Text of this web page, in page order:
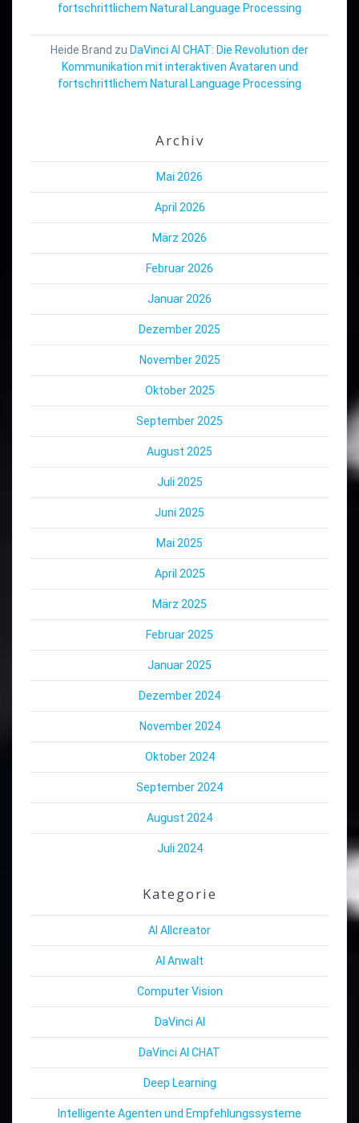
fortschrittlichem Natural Language Processing
Heide Brand zu DaVinci AI CHAT: Die Revolution der
Kommunikation mit interaktiven Avataren und
fortschrittlichem Natural Language Processing
Archiv
Mai 2026
April 2026
März 2026
Februar 2026
Januar 2026
Dezember 2025
November 2025
Oktober 2025
September 2025
August 2025
Juli 2025
Juni 2025
Mai 2025
April 2025
März 2025
Februar 2025
Januar 2025
Dezember 2024
November 2024
Oktober 2024
September 2024
August 2024
Juli 2024
Kategorie
AI Allcreator
AI Anwalt
Computer Vision
DaVinci AI
DaVinci AI CHAT
Deep Learning
Intelligente Agenten und Empfehlungssysteme